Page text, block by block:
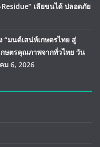
เลียขนได้ ปลอดภัย
“มนต์เสน่ห์เกษตรไทย สู่
ษตรคุณภาพจากทั่วไทย วัน
ม 6, 2026